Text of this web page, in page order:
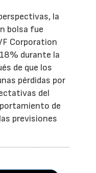
la
bolsa fue
Corporation
durante la
de que los
pérdidas por
del
de
previsiones